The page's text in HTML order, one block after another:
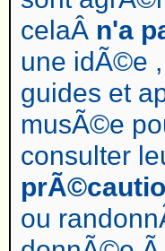
celaÂ n'a
une idÃ©e
guides et
musÃ©e
consulter
ou